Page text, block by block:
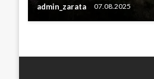
admin_zarata 07.08.2025